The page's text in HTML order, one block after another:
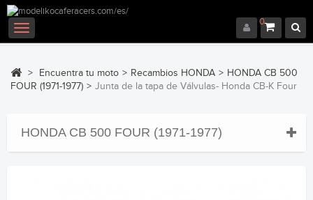
0
Navegación
Toggle
> Encuentra tu moto > Recambios HONDA > HONDA CB 500
FOUR (1971-1977) > Junta de la tapa de Válvulas- Honda CB-K Four
HONDA CB 500 FOUR (1971-1977)